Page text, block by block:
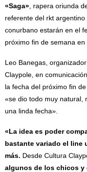
«Saga» , rapera oriunda
referente del rkt
conurbano estarán en el
próximo fin de semana
Leo Banegas,
Claypole, en
la fecha del próximo fin
«se dio todo muy natural,
una linda fecha».
«La idea es poder
bastante variado el line
más. Desde Cultura
algunos de los chicos y